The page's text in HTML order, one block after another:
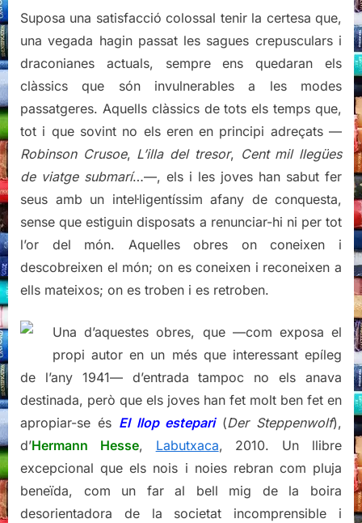
Suposa una satisfacció colossal tenir la certesa que,
una vegada hagin passat les sagues crepusculars i
draconianes actuals, sempre ens quedaran els
clàssics que són invulnerables a les modes
passatgeres. Aquells clàssics de tots els temps que,
tot i que sovint no els eren en principi adreçats —
Robinson Crusoe, L’illa del tresor, Cent mil llegües
de viatge submarí…—, els i les joves han sabut fer
seus amb un intel·ligentíssim afany de conquesta,
sense que estiguin disposats a renunciar-hi ni per tot
l’or del món. Aquelles obres on coneixen i
descobreixen el món; on es coneixen i reconeixen a
ells mateixos; on es troben i es retroben.
Una d’aquestes obres, que —com exposa el
propi autor en un més que interessant epíleg
de l’any 1941— d’entrada tampoc no els anava
destinada, però que els joves han fet molt ben fet en
apropiar-se és El llop estepari(Der Steppenwolf),
d’Hermann Hesse, Labutxaca, 2010. Un llibre
excepcional que els nois i noies rebran com pluja
beneïda, com un far al bell mig de la boira
desorientadora de la societat incomprensible i